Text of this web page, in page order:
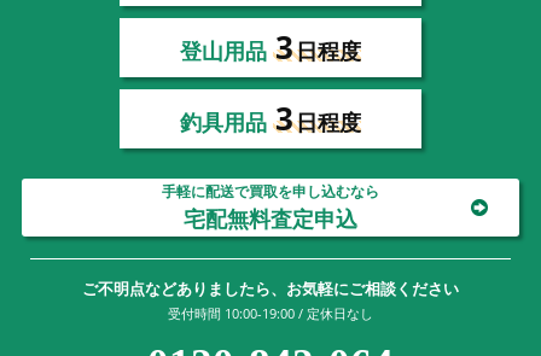
登山用品 3日程度
釣具用品 3日程度
手軽に配送で買取を申し込むなら
宅配無料査定申込
ご不明点などありましたら、お気軽にご相談ください
受付時間 10:00-19:00 / 定休日なし